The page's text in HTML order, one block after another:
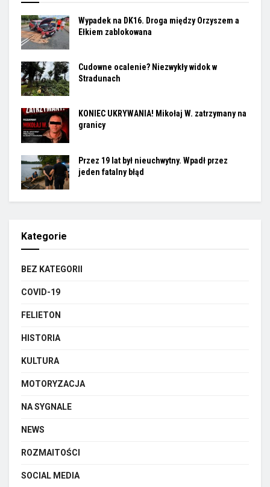
Wypadek na DK16. Droga między Orzyszem a
Ełkiem zablokowana
Cudowne ocalenie? Niezwykły widok w
Stradunach
KONIEC UKRYWANIA! Mikołaj W. zatrzymany na
granicy
Przez 19 lat był nieuchwytny. Wpadł przez
jeden fatalny błąd
Kategorie
BEZ KATEGORII
COVID-19
FELIETON
HISTORIA
KULTURA
MOTORYZACJA
NA SYGNALE
NEWS
ROZMAITOŚCI
SOCIAL MEDIA